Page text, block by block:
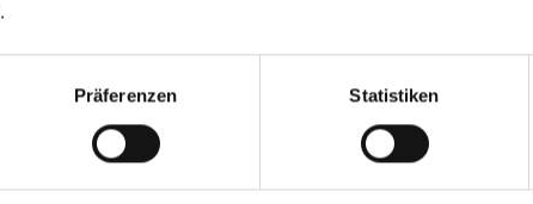
Präferenzen Statistiken
Fonds FAQ